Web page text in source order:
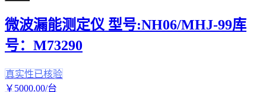
微波漏能测定仪 型号:NH06/MHJ-99库
号：M73290
真实性已核验
￥ 5000.00/台